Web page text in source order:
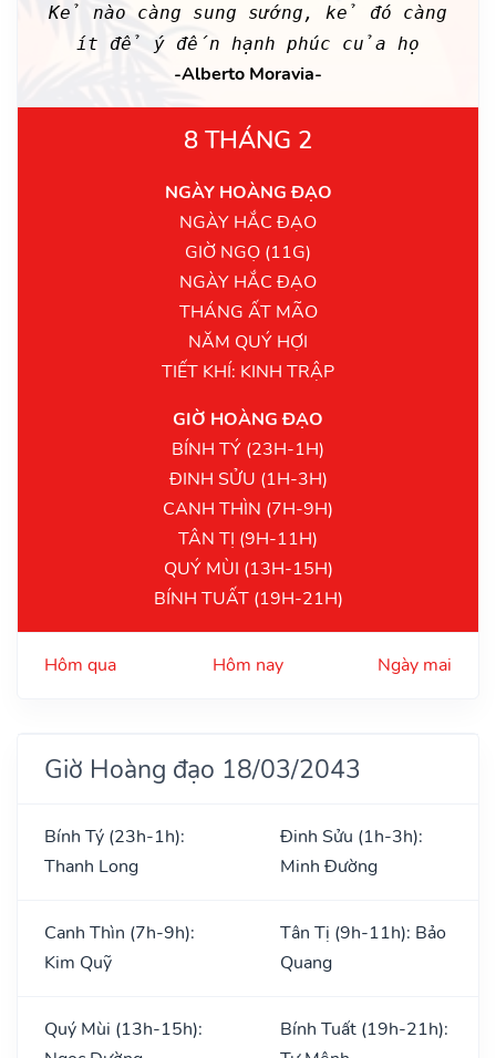
Kẻ nào càng sung sướng, kẻ đó càng
ít để ý đến hạnh phúc của họ
-Alberto Moravia-
8 THÁNG 2
NGÀY HOÀNG ĐẠO
NGÀY HẮC ĐẠO
GIỜ NGỌ (11G)
NGÀY HẮC ĐẠO
THÁNG ẤT MÃO
NĂM QUÝ HỢI
TIẾT KHÍ: KINH TRẬP
GIỜ HOÀNG ĐẠO
BÍNH TÝ (23H-1H)
ĐINH SỬU (1H-3H)
CANH THÌN (7H-9H)
TÂN TỊ (9H-11H)
QUÝ MÙI (13H-15H)
BÍNH TUẤT (19H-21H)
Hôm qua Hôm nay Ngày mai
Giờ Hoàng đạo 18/03/2043
Bính Tý (23h-1h):
Thanh Long
Đinh Sửu (1h-3h):
Minh Đường
Canh Thìn (7h-9h):
Kim Quỹ
Tân Tị (9h-11h): Bảo
Quang
Quý Mùi (13h-15h):
Bính Tuất (19h-21h):